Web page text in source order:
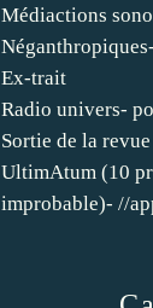
Médiactions
Ex-trait
Radio univers-
Sortie de la
UltimAtum (10
improbable)- //